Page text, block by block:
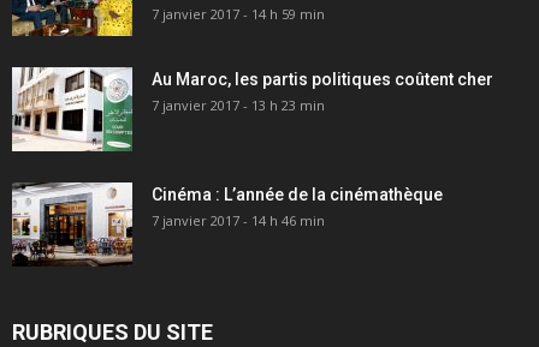
7 janvier 2017 - 14 h 59 min
Au Maroc, les partis politiques coûtent cher
7 janvier 2017 - 13 h 23 min
Cinéma : L’année de la cinémathèque
7 janvier 2017 - 14 h 46 min
RUBRIQUES DU SITE